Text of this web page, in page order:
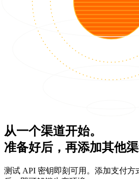
从一个渠道开始。
准备好后，再添加其他渠
测试 API 密钥即刻可用。添加支付方